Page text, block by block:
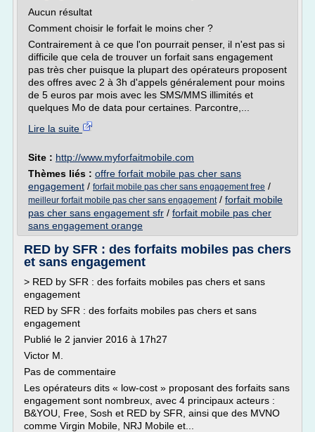
Aucun résultat
Comment choisir le forfait le moins cher ?
Contrairement à ce que l'on pourrait penser, il n'est pas si
difficile que cela de trouver un forfait sans engagement
pas très cher puisque la plupart des opérateurs proposent
des offres avec 2 à 3h d'appels généralement pour moins
de 5 euros par mois avec les SMS/MMS illimités et
quelques Mo de data pour certaines. Parcontre,...
Lire la suite
Site : http://www.myforfaitmobile.com
Thèmes liés : offre forfait mobile pas cher sans
engagement / forfait mobile pas cher sans engagement free /
meilleur forfait mobile pas cher sans engagement/ forfait mobile
pas cher sans engagement sfr / forfait mobile pas cher
sans engagement orange
RED by SFR : des forfaits mobiles pas chers
et sans engagement
> RED by SFR : des forfaits mobiles pas chers et sans
engagement
RED by SFR : des forfaits mobiles pas chers et sans
engagement
Publié le 2 janvier 2016 à 17h27
Victor M.
Pas de commentaire
Les opérateurs dits « low-cost » proposant des forfaits sans
engagement sont nombreux, avec 4 principaux acteurs :
B&YOU, Free, Sosh et RED by SFR, ainsi que des MVNO
comme Virgin Mobile, NRJ Mobile et...